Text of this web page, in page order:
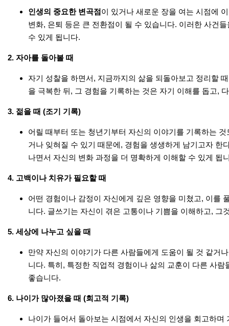
인생의 중요한 변곡점이 있거나 새로운 장을 여는 시점에
변화, 은퇴 등은 큰 전환점이 될 수 있습니다. 이러한 사건
수 있게 됩니다.
2. 자아를 돌아볼 때
자기 성찰을 하면서, 지금까지의 삶을 되돌아보고 정리할
을 극복한 뒤, 그 경험을 기록하는 것은 자기 이해를 돕고,
3. 젊을 때 (조기 기록)
어릴 때부터 또는 청년기부터 자신의 이야기를 기록하는
거나 잊혀질 수 있기 때문에, 경험을 생생하게 남기고자
나면서 자신의 변화 과정을 더 명확하게 이해할 수 있게 됩
4. 고백이나 치유가 필요할 때
어떤 경험이나 감정이 자신에게 깊은 영향을 미쳤고, 이를
니다. 글쓰기는 자신이 겪은 고통이나 기쁨을 이해하고, 그
5. 세상에 나누고 싶을 때
만약 자신의 이야기가 다른 사람들에게 도움이 될 것 같거
니다. 특히, 특정한 직업적 경험이나 삶의 교훈이 다른 사
좋습니다.
6. 나이가 많아졌을 때 (회고적 기록)
나이가 들어서 돌아보는 시점에서 자신의 인생을 회고하